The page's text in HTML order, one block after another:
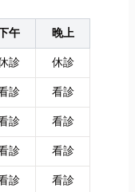
午
晚上
診
休診
診
看診
診
看診
診
看診
診
看診